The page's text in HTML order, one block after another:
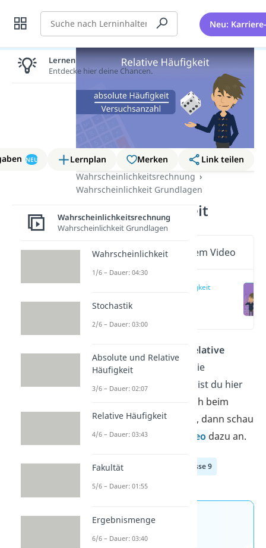
Suche Neu:
NEU Lernplan Merken
Link teilen
Wahrscheinlichkeitsrechnung
Wahrscheinlichkeit Grundlagen
Relative Häufigkeit
Wichtige Inhalte in diesem Video
Relative Häufigkeit
relative
Häufigkeitist und wie du sie
berechnen kannst? Dann bist du hier
Wenn du dich beim
Lernen lieber zurücklehnst, dann schau
dir doch einfach unser
Video dazu an.
Klasse 7 Klasse 9
Jetzt neu: Teste dein
Wissen mit unseren
Lernen lohnt sich!
Entdecke hier deine Chancen.
Wahrscheinlichkeitsrechnung
Wahrscheinlichkeit Grundlagen
Wahrscheinlichkeit
1/6 – Dauer: 04:30
Stochastik
2/6 – Dauer: 03:00
Absolute und Relative
Häufigkeit
3/6 – Dauer: 02:07
Relative Häufigkeit
4/6 – Dauer: 03:43
Fakultät
5/6 – Dauer: 01:55
Ergebnismenge
6/6 – Dauer: 03:40